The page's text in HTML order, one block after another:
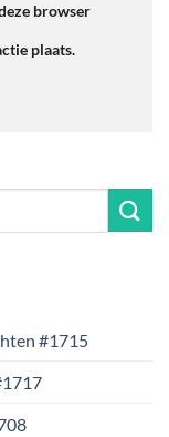
browser
plaats.
#1715